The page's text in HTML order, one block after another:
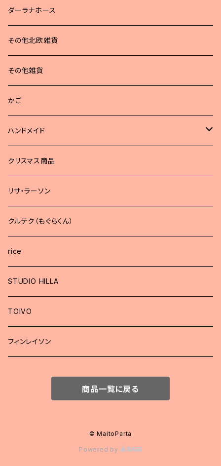
ダーラナホース
その他北欧雑貨
その他雑貨
かご
ハンドメイド
どうぶつブローチ
クリスマス商品
リサ・ラーソン
クルテク（もぐらくん）
rice
STUDIO HILLA
TOIVO
フィンレイソン
商品一覧に戻る
© MaitoParta
Powered by